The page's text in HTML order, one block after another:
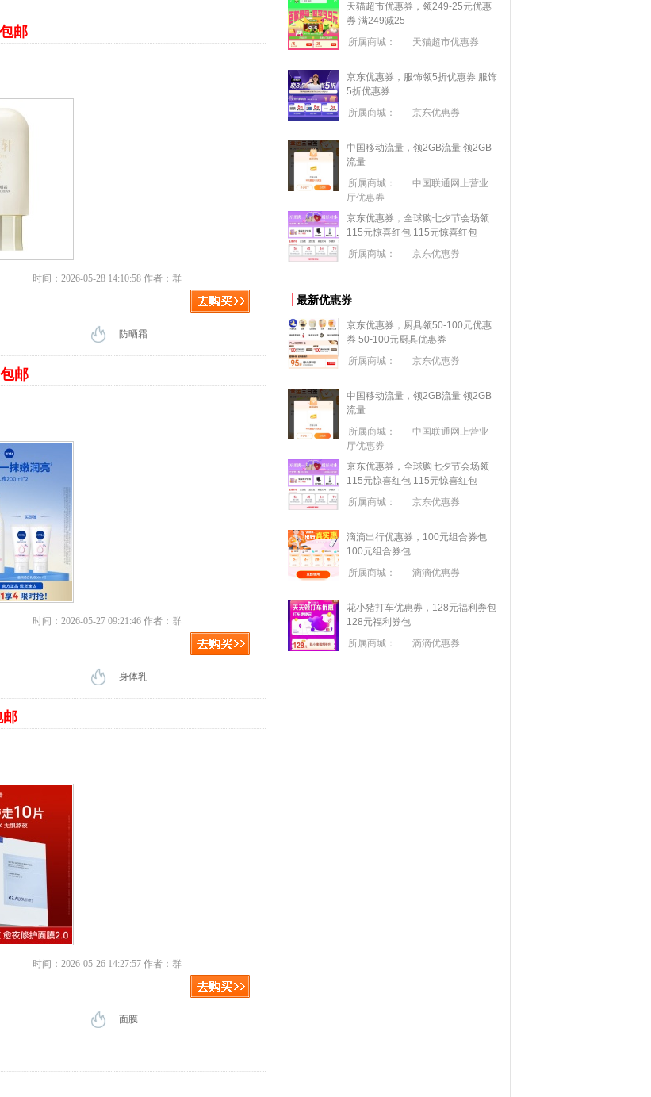
邮
时间：2026-05-28 14:10:58 作者：群
防晒霜
邮
时间：2026-05-27 09:21:46 作者：群
身体乳
邮
时间：2026-05-26 14:27:57 作者：群
面膜
天猫超市优惠券，领249-25元优惠
券 满249减25
所属商城：
天猫超市优惠券
京东优惠券，服饰领5折优惠券 服饰
5折优惠券
所属商城：
京东优惠券
中国移动流量，领2GB流量 领2GB
流量
所属商城：
中国联通网上营业
厅优惠券
京东优惠券，全球购七夕节会场领
115元惊喜红包 115元惊喜红包
所属商城：
京东优惠券
最新优惠券
京东优惠券，厨具领50-100元优惠
券 50-100元厨具优惠券
所属商城：
京东优惠券
中国移动流量，领2GB流量 领2GB
流量
所属商城：
中国联通网上营业
厅优惠券
京东优惠券，全球购七夕节会场领
115元惊喜红包 115元惊喜红包
所属商城：
京东优惠券
滴滴出行优惠券，100元组合券包
100元组合券包
所属商城：
滴滴优惠券
花小猪打车优惠券，128元福利券包
128元福利券包
所属商城：
滴滴优惠券